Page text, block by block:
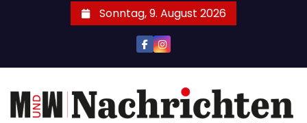
Sonntag, 9. August 2026